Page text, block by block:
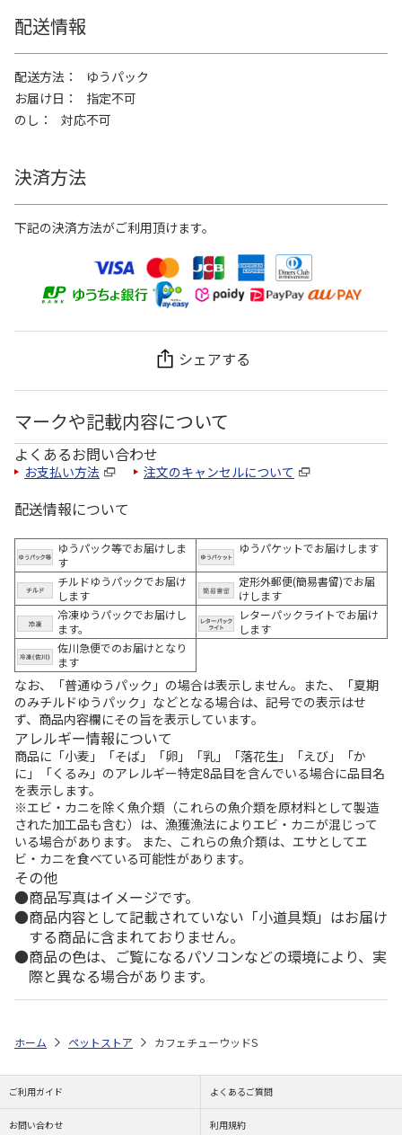
配送情報
配送方法
ゆうパック
お届け日
指定不可
のし
対応不可
決済方法
下記の決済方法がご利用頂けます。
シェアする
マークや記載内容について
よくあるお問い合わせ
お支払い方法 注文のキャンセルについて
配送情報について
ゆうパック等でお届けしま
す
ゆうパケットでお届けします
チルドゆうパックでお届け
します
定形外郵便(簡易書留)でお届
けします
冷凍ゆうパックでお届けし
ます。
レターパックライトでお届け
します
佐川急便でのお届けとなり
ます
なお、「普通ゆうパック」の場合は表示しません。また、「夏期
のみチルドゆうパック」などとなる場合は、記号での表示はせ
ず、商品内容欄にその旨を表示しています。
アレルギー情報について
商品に「小麦」「そば」「卵」「乳」「落花生」「えび」「か
に」「くるみ」のアレルギー特定8品目を含んでいる場合に品目名
を表示します。
※エビ・カニを除く魚介類（これらの魚介類を原材料として製造
された加工品も含む）は、漁獲漁法によりエビ・カニが混じって
いる場合があります。 また、これらの魚介類は、エサとしてエ
ビ・カニを食べている可能性があります。
その他
商品写真はイメージです。
商品内容として記載されていない「小道具類」はお届け
する商品に含まれておりません。
商品の色は、ご覧になるパソコンなどの環境により、実
際と異なる場合があります。
ホーム ペットストア カフェチューウッドS
ご利用ガイド よくあるご質問
お問い合わせ 利用規約